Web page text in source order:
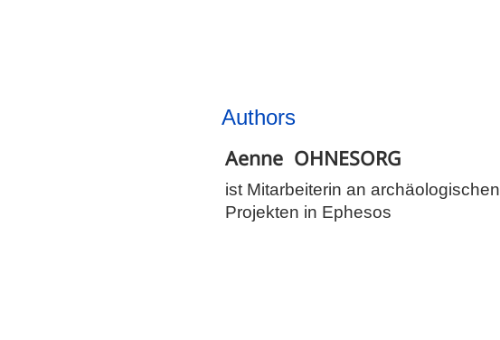
Authors
Aenne OHNESORG
ist Mitarbeiterin an archäologischen
Projekten in Ephesos